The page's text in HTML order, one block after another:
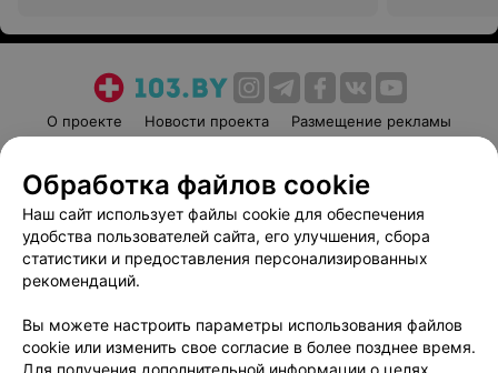
О проекте Новости проекта
Размещение рекламы
Пользовательское соглашение
Способы оплаты
Вакансии
Партнеры
Написать руководителю 103.by
Обработка персональных данных
Обработка файлов cookie
Наш сайт использует файлы cookie для обеспечения
удобства пользователей сайта, его улучшения, сбора
статистики и предоставления персонализированных
рекомендаций.
Вы можете настроить параметры использования файлов
cookie или изменить свое согласие в более позднее время.
Для получения дополнительной информации о целях,